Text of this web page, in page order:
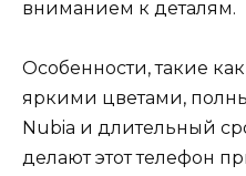
вниманием к деталям.
Особенности, такие
яркими цветами,
Nubia и длительный
делают этот телефон